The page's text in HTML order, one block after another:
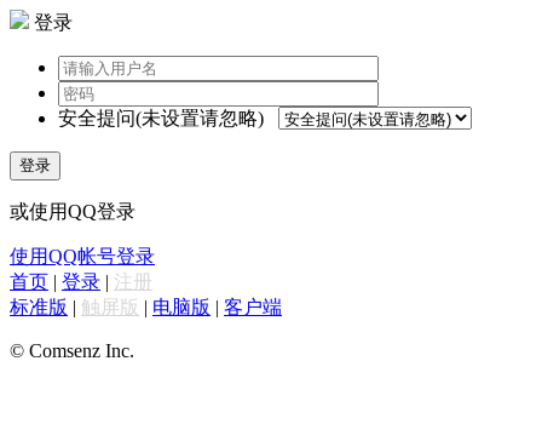
登录
安全提问(未设置请忽略)
登录
或使用QQ登录
使用QQ帐号登录
首页 | 登录 | 注册
标准版 | 触屏版 | 电脑版 | 客户端
© Comsenz Inc.